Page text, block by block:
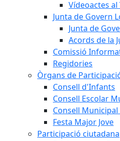
Vídeoactes
Junta de Govern
Junta de
Acords de la
Comissió
Regidories
Òrgans de
Consell d'Infants
Consell Escolar
Consell
Festa Major Jove
Participació ciutadana